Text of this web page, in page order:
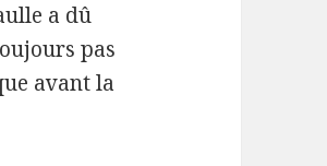
a dû
pas
avant la